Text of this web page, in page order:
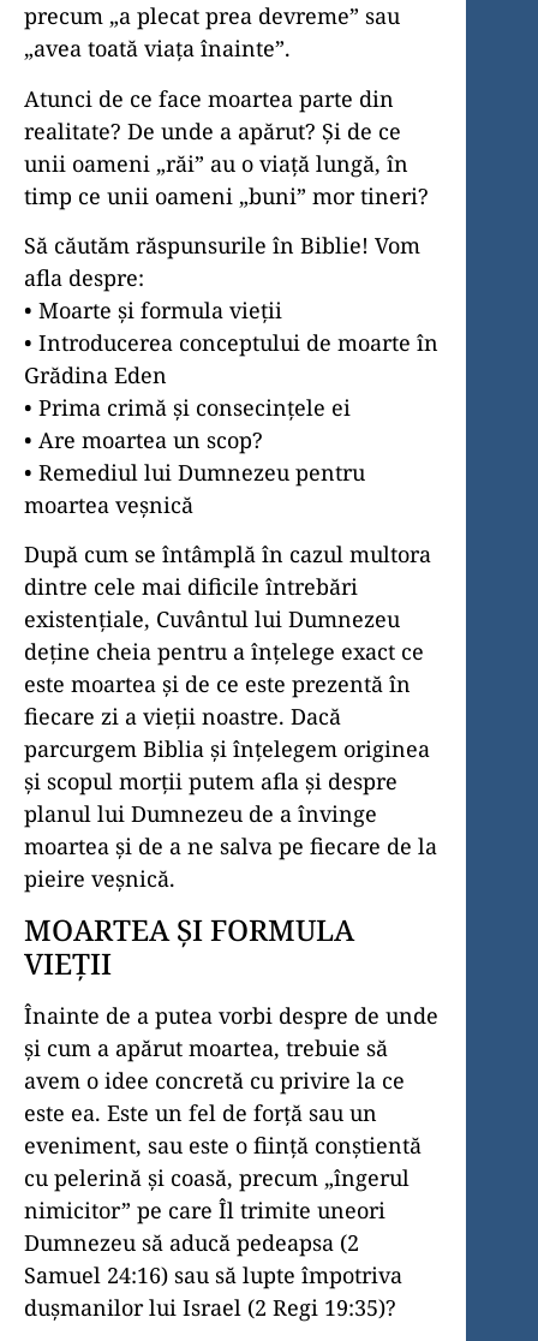
precum „a plecat prea devreme” sau
„avea toată viața înainte”.
Atunci de ce face moartea parte din
realitate? De unde a apărut? Și de ce
unii oameni „răi” au o viață lungă, în
timp ce unii oameni „buni” mor tineri?
Să căutăm răspunsurile în Biblie! Vom
afla despre:
• Moarte și formula vieții
• Introducerea conceptului de moarte în
Grădina Eden
• Prima crimă și consecințele ei
• Are moartea un scop?
• Remediul lui Dumnezeu pentru
moartea veșnică
După cum se întâmplă în cazul multora
dintre cele mai dificile întrebări
existențiale, Cuvântul lui Dumnezeu
deține cheia pentru a înțelege exact ce
este moartea și de ce este prezentă în
fiecare zi a vieții noastre. Dacă
parcurgem Biblia și înțelegem originea
și scopul morții putem afla și despre
planul lui Dumnezeu de a învinge
moartea și de a ne salva pe fiecare de la
pieire veșnică.
MOARTEA ȘI FORMULA
VIEȚII
Înainte de a putea vorbi despre de unde
și cum a apărut moartea, trebuie să
avem o idee concretă cu privire la ce
este ea. Este un fel de forță sau un
eveniment, sau este o ființă conștientă
cu pelerină și coasă, precum „îngerul
nimicitor” pe care Îl trimite uneori
Dumnezeu să aducă pedeapsa (2
Samuel 24:16) sau să lupte împotriva
dușmanilor lui Israel (2 Regi 19:35)?